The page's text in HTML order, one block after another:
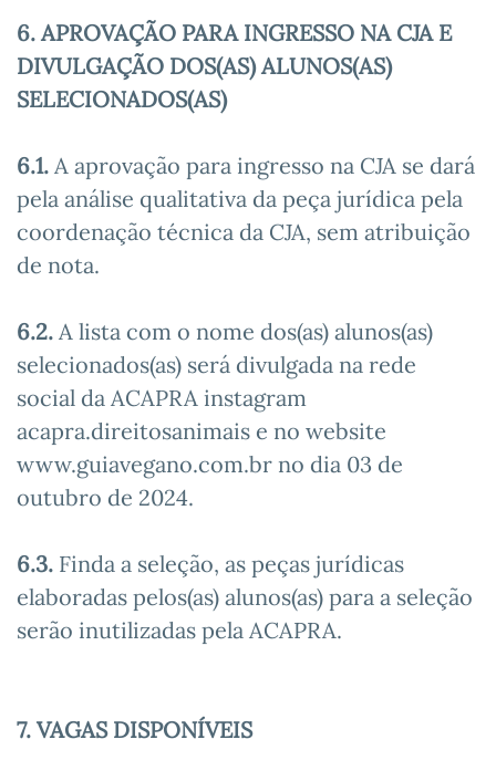
6. APROVAÇÃO PARA INGRESSO NA CJA E
DIVULGAÇÃO DOS(AS) ALUNOS(AS)
SELECIONADOS(AS)
6.1. A aprovação para ingresso na CJA se dará
pela análise qualitativa da peça jurídica pela
coordenação técnica da CJA, sem atribuição
de nota.
6.2. A lista com o nome dos(as) alunos(as)
selecionados(as) será divulgada na rede
social da ACAPRA instagram
acapra.direitosanimais e no website
www.guiavegano.com.br no dia 03 de
outubro de 2024.
6.3. Finda a seleção, as peças jurídicas
elaboradas pelos(as) alunos(as) para a seleção
serão inutilizadas pela ACAPRA.
7. VAGAS DISPONÍVEIS